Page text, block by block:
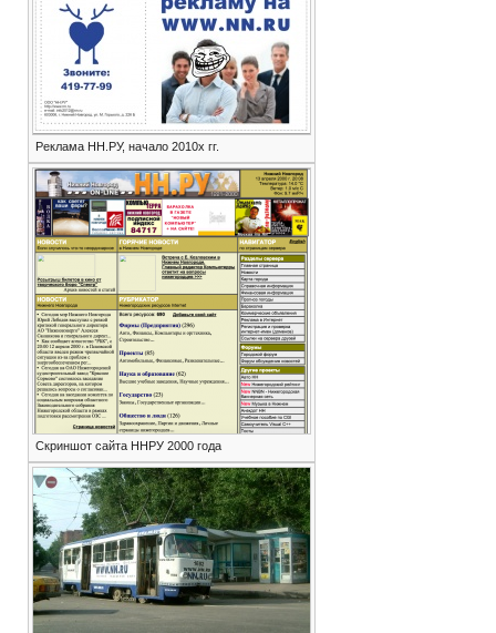
Реклама НН.РУ, начало 2010х гг.
Скриншот сайта ННРУ 2000 года